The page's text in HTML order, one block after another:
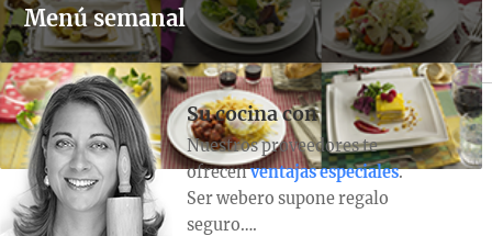
Menú semanal
Su cocina con
Nuestros proveedores te
ofrecenventajas especiales.
Ser webero supone regalo
seguro….